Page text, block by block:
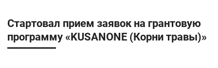
Стартовал прием заявок на грантовую
программу «KUSANONE (Корни травы)»